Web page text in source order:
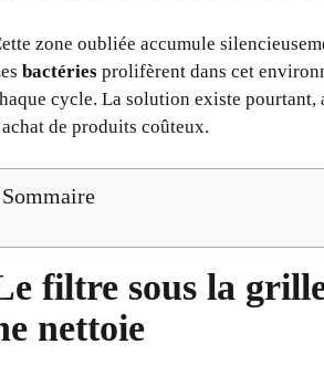
zone oubliée accumule
bactéries prolifèrent dans cet
cycle. La solution existe pourtant,
de produits coûteux.
Sommaire
filtre sous la
nettoie